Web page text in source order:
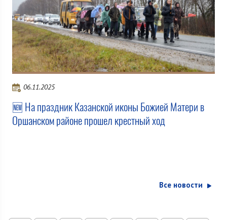
06.11.2025
🆕 На праздник Казанской иконы Божией Матери в
Оршанском районе прошел крестный ход
Все новости